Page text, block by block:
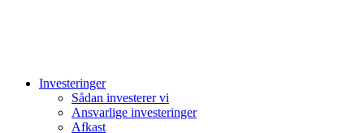
Investeringer
Sådan investerer vi
Ansvarlige investeringer
Afkast